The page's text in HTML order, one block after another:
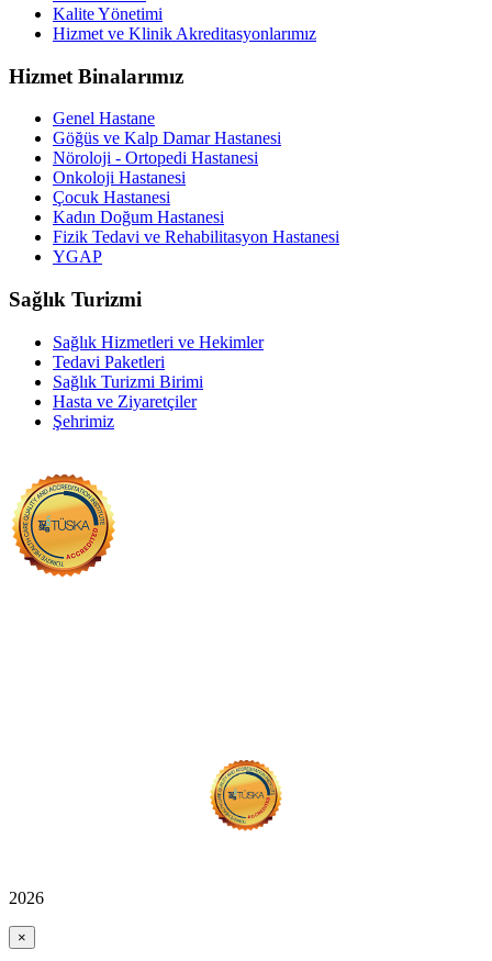
Kalite Yönetimi
Hizmet ve Klinik Akreditasyonlarımız
Hizmet Binalarımız
Genel Hastane
Göğüs ve Kalp Damar Hastanesi
Nöroloji - Ortopedi Hastanesi
Onkoloji Hastanesi
Çocuk Hastanesi
Kadın Doğum Hastanesi
Fizik Tedavi ve Rehabilitasyon Hastanesi
YGAP
Sağlık Turizmi
Sağlık Hizmetleri ve Hekimler
Tedavi Paketleri
Sağlık Turizmi Birimi
Hasta ve Ziyaretçiler
Şehrimiz
2026
×